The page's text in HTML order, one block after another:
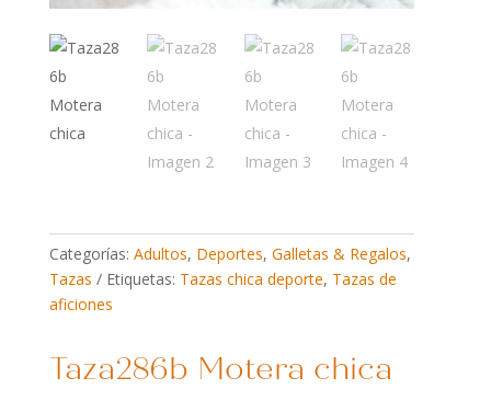
Categorías: Adultos, Deportes, Galletas & Regalos,
Tazas
Etiquetas: Tazas chica deporte, Tazas de
aficiones
Taza286b Motera chica